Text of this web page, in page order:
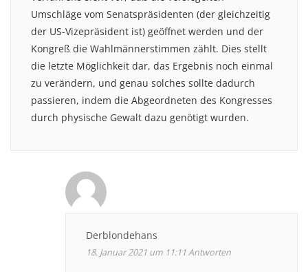
Umschläge vom Senatspräsidenten (der gleichzeitig
der US-Vizepräsident ist) geöffnet werden und der
Kongreß die Wahlmännerstimmen zählt. Dies stellt
die letzte Möglichkeit dar, das Ergebnis noch einmal
zu verändern, und genau solches sollte dadurch
passieren, indem die Abgeordneten des Kongresses
durch physische Gewalt dazu genötigt wurden.
Derblondehans
18. Januar 2021 um 11:11Antworten